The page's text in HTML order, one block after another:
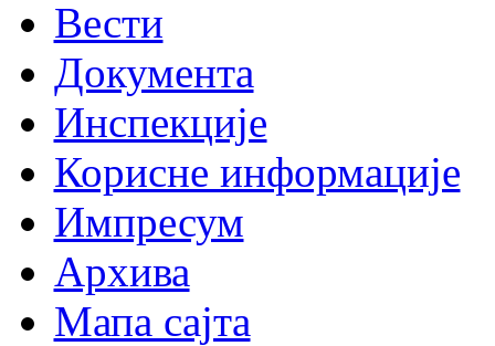
Вести
Документа
Инспекције
Корисне информације
Импресум
Архива
Мапа сајта